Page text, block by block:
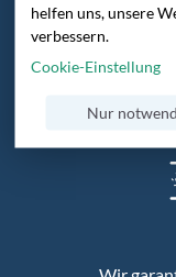
helfen uns, unsere
verbessern.
Cookie-Einstellung
Nur